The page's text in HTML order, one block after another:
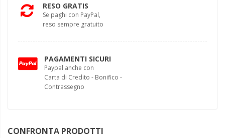
RESO GRATIS
Se paghi con PayPal,
reso sempre gratuito
PAGAMENTI SICURI
Paypal anche con
Carta di Credito - Bonifico -
Contrassegno
CONFRONTA PRODOTTI